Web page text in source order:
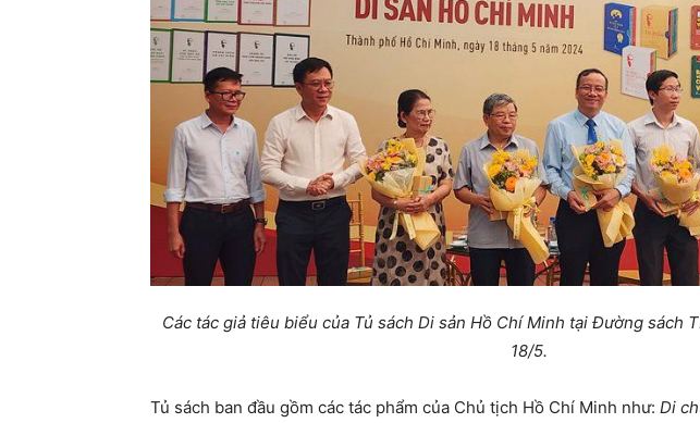
Các tác giả tiêu biểu của Tủ sách Di sản Hồ Chí Minh tại Đường sách
18/5.
Tủ sách ban đầu gồm các tác phẩm của Chủ tịch Hồ Chí Minh như: Di